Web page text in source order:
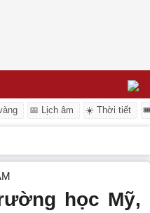
📅 Lịch âm ☀️ Thời tiết
học Mỹ,